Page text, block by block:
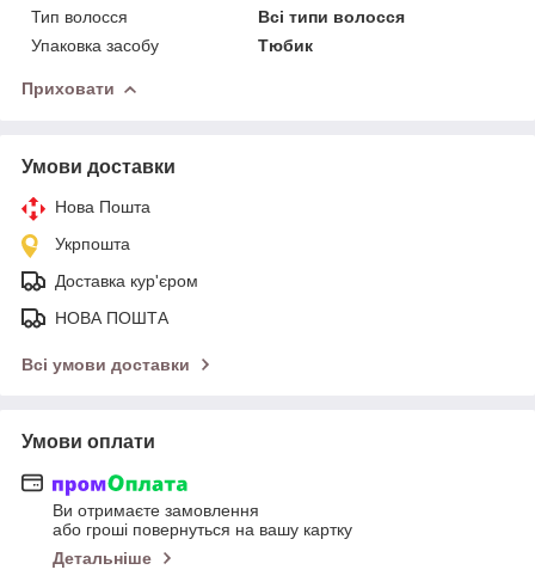
Тип волосся
Всі типи волосся
Упаковка засобу
Тюбик
Приховати
Умови доставки
Нова Пошта
Укрпошта
Доставка кур'єром
НОВА ПОШТА
Всі умови доставки
Умови оплати
Ви отримаєте замовлення
або гроші повернуться на вашу картку
Детальніше